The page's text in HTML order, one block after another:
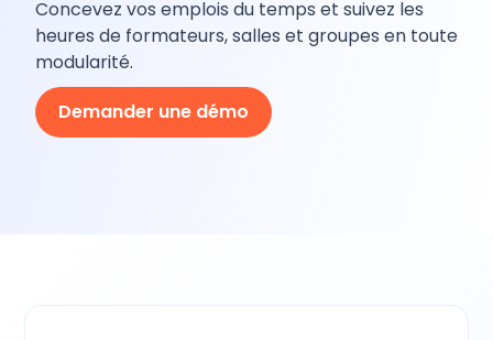
Concevez vos emplois du temps et suivez les
heures de formateurs, salles et groupes en toute
modularité.
Demander une démo